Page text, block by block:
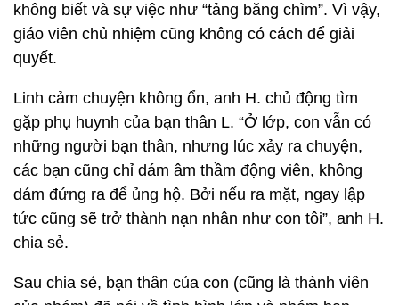
không biết và sự việc như “tảng băng chìm”. Vì vậy,
giáo viên chủ nhiệm cũng không có cách để giải
quyết.
Linh cảm chuyện không ổn, anh H. chủ động tìm
gặp phụ huynh của bạn thân L. “Ở lớp, con vẫn có
những người bạn thân, nhưng lúc xảy ra chuyện,
các bạn cũng chỉ dám âm thầm động viên, không
dám đứng ra để ủng hộ. Bởi nếu ra mặt, ngay lập
tức cũng sẽ trở thành nạn nhân như con tôi”, anh H.
chia sẻ.
Sau chia sẻ, bạn thân của con (cũng là thành viên